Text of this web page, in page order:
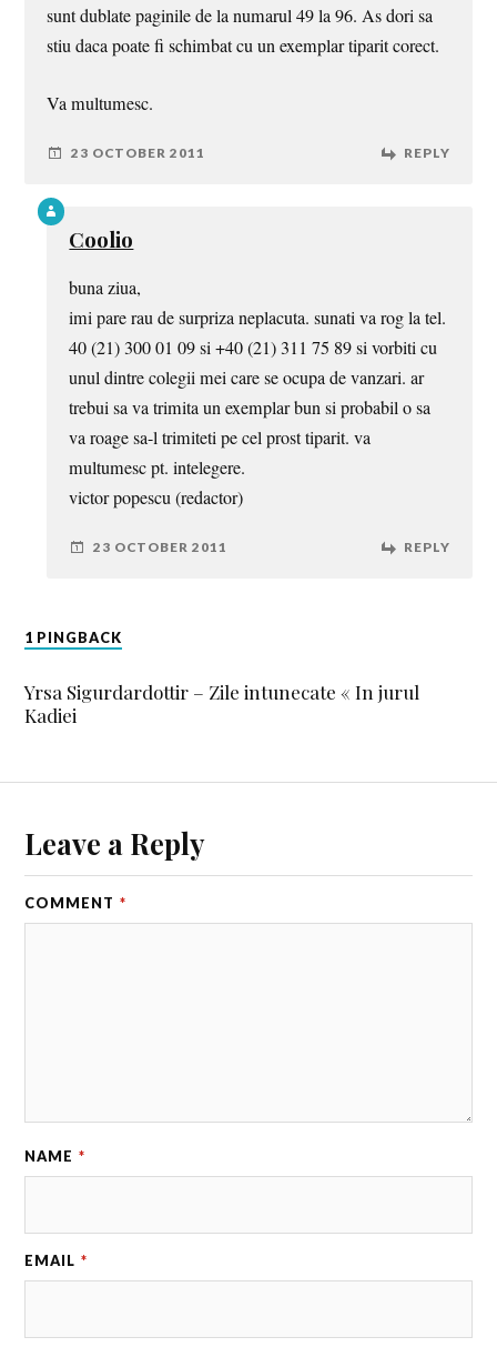
sunt dublate paginile de la numarul 49 la 96. As dori sa
stiu daca poate fi schimbat cu un exemplar tiparit corect.
Va multumesc.
23 OCTOBER 2011 REPLY
Coolio
buna ziua,
imi pare rau de surpriza neplacuta. sunati va rog la tel.
40 (21) 300 01 09 si +40 (21) 311 75 89 si vorbiti cu
unul dintre colegii mei care se ocupa de vanzari. ar
trebui sa va trimita un exemplar bun si probabil o sa
va roage sa-l trimiteti pe cel prost tiparit. va
multumesc pt. intelegere.
victor popescu (redactor)
23 OCTOBER 2011 REPLY
1 PINGBACK
Yrsa Sigurdardottir – Zile intunecate « In jurul
Kadiei
Leave a Reply
COMMENT *
NAME *
EMAIL *